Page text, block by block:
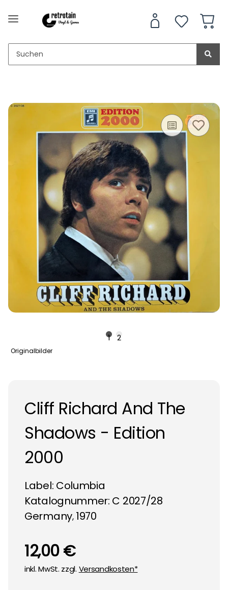
1 2
Originalbilder
Cliff Richard And The
Shadows - Edition
2000
Label: Columbia
Katalognummer: C 2027/28
Germany, 1970
12,00 €
inkl. MwSt. zzgl. Versandkosten*